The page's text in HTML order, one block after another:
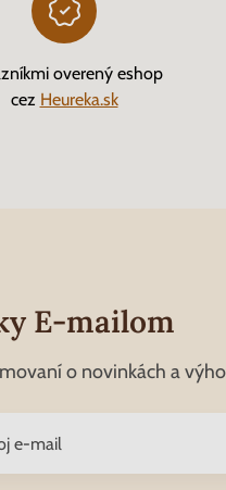
overený eshop
cez Heureka.sk
E-mailom
o novinkách a